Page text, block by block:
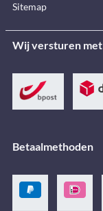
Sitemap
Wij versturen met
Betaalmethoden